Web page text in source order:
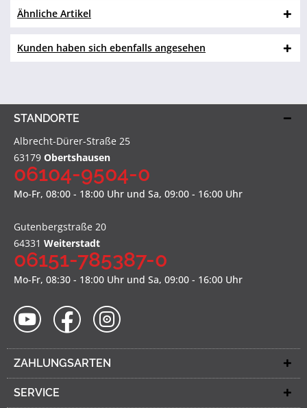
Ähnliche Artikel
Kunden haben sich ebenfalls angesehen
STANDORTE
Albrecht-Dürer-Straße 25
63179 Obertshausen
06104-9504-0
Mo-Fr, 08:00 - 18:00 Uhr und Sa, 09:00 - 16:00 Uhr
Gutenbergstraße 20
64331 Weiterstadt
06151-785387-0
Mo-Fr, 08:30 - 18:00 Uhr und Sa, 09:00 - 16:00 Uhr
ZAHLUNGSARTEN
SERVICE